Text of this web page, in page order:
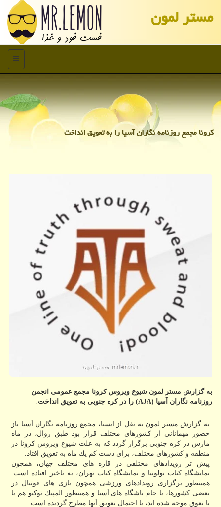
مستر لمون
منو
كرونا مجمع روزنامه نگاران آسیا را به تعویق انداخت
به گزارش مستر لمون شیوع ویروس كرونا مجمع عمومی انجمن
روزنامه نگاران آسیا (AJA) را در كره جنوبی به تعویق انداخت.
به گزارش مستر لمون به نقل از ایسنا، مجمع روزنامه نگاران آسیا باز
حضور مهمانانی از كشورهای مختلف قرار بود طبق روال، در ماه
مارس در كره جنوبی برگزار گردد كه به علت شیوع ویروس كرونا در
منطقه و كشورهای مختلف، برای دست كم یك ماه به تعویق افتاد.
پیش تر رویدادهای مختلفی در قاره های مختلف جهان، همچون
نمایشگاه كتاب بولونیا و نمایشگاه كتاب تهران، به تاخیر افتاده است.
همینطور برگزاری رویدادهای ورزشی همچون بازی های فوتبال در
بعضی كشورها، یا جام باشگاه های آسیا و همینطور المپیك توكیو هم یا
با تعوق موجه شده اند، یا احتمال تعویق آنها مطرح گردیده است.